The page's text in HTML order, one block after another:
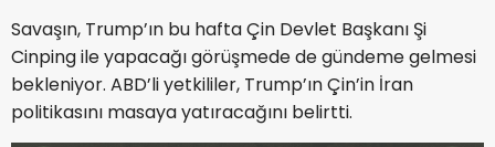
Savaşın, Trump’ın bu hafta Çin Devlet Başkanı Şi
Cinping ile yapacağı görüşmede de gündeme gelmesi
bekleniyor. ABD’li yetkililer, Trump’ın Çin’in İran
politikasını masaya yatıracağını belirtti.